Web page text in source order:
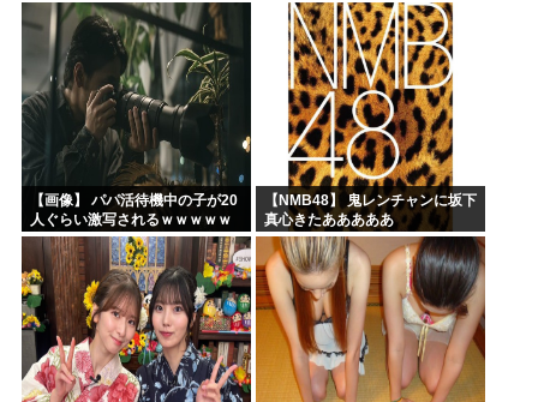
【画像】 パパ活待機中の子が20
人ぐらい激写されるｗｗｗｗｗ
ｗｗｗｗｗｗ
【NMB48】 鬼レンチャンに坂下
真心きたあああああ